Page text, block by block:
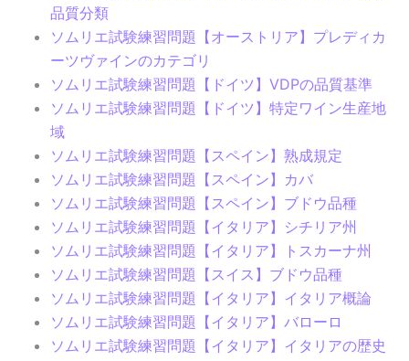
品質分類
ソムリエ試験練習問題【オーストリア】プレディカ
ーツヴァインのカテゴリ
ソムリエ試験練習問題【ドイツ】VDPの品質基準
ソムリエ試験練習問題【ドイツ】特定ワイン生産地
域
ソムリエ試験練習問題【スペイン】熟成規定
ソムリエ試験練習問題【スペイン】カバ
ソムリエ試験練習問題【スペイン】ブドウ品種
ソムリエ試験練習問題【イタリア】シチリア州
ソムリエ試験練習問題【イタリア】トスカーナ州
ソムリエ試験練習問題【スイス】ブドウ品種
ソムリエ試験練習問題【イタリア】イタリア概論
ソムリエ試験練習問題【イタリア】バローロ
ソムリエ試験練習問題【イタリア】イタリアの歴史